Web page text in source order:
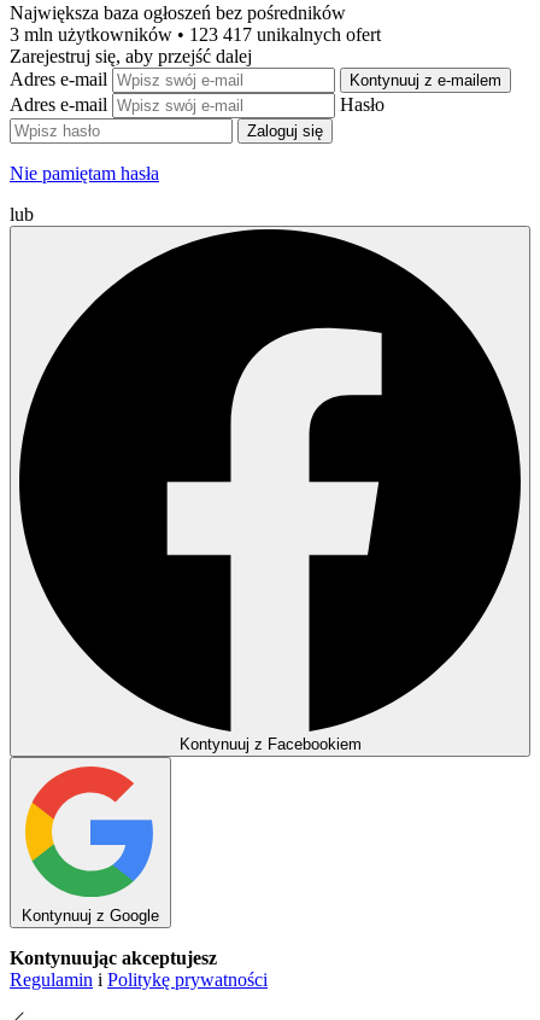
Największa baza ogłoszeń bez pośredników
3 mln użytkowników • 123 417 unikalnych ofert
Zarejestruj się, aby przejść dalej
Adres e-mail
Kontynuuj z e-mailem
Adres e-mail Hasło
Zaloguj się
Nie pamiętam hasła
lub
Kontynuuj z Facebookiem
Kontynuuj z Google
Kontynuując akceptujesz
Regulamin i Politykę prywatności